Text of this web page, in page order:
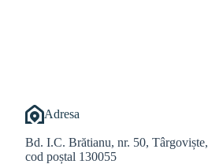
Adresa
Bd. I.C. Brătianu, nr. 50, Târgoviște,
cod poștal 130055